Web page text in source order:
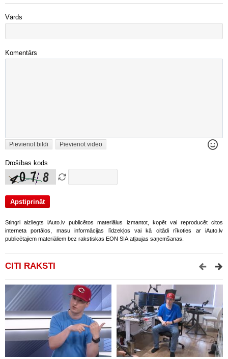
Vārds
Komentārs
Pievienot bildi Pievienot video
Drošības kods
Stingri aizliegts iAuto.lv publicētos materiālus izmantot, kopēt vai reproducēt citos
interneta portālos, masu informācijas līdzekļos vai kā citādi rīkoties ar iAuto.lv
publicētajiem materiāliem bez rakstiskas EON SIA atļaujas saņemšanas.
CITI RAKSTI